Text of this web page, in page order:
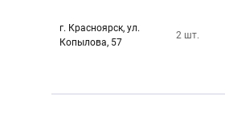
г. Красноярск, ул.
Копылова, 57
2 шт.